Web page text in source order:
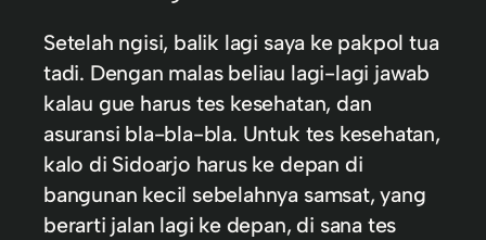
Setelah ngisi, balik lagi saya ke pakpol tua
tadi. Dengan malas beliau lagi-lagi jawab
kalau gue harus tes kesehatan, dan
asuransi bla-bla-bla. Untuk tes kesehatan,
kalo di Sidoarjo harus ke depan di
bangunan kecil sebelahnya samsat, yang
berarti jalan lagi ke depan, di sana tes